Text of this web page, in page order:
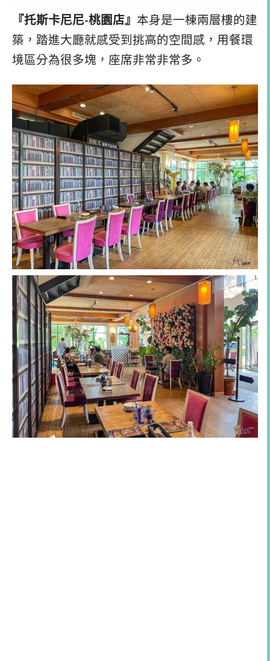
『托斯卡尼尼-桃園店』 本身是一棟兩層樓的建
築，踏進大廳就感受到挑高的空間感，用餐環
境區分為很多塊，座席非常非常多。